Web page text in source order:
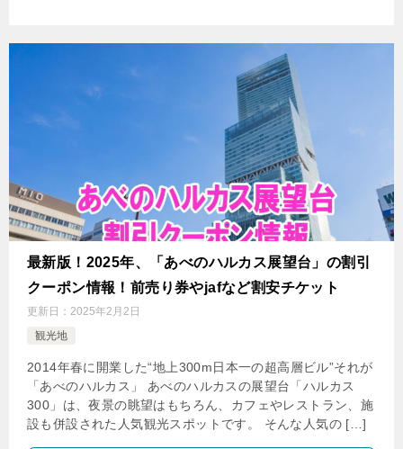
最新版！2025年、「あべのハルカス展望台」の割引
クーポン情報！前売り券やjafなど割安チケット
更新日： 2025年2月2日
観光地
2014年春に開業した“地上300m日本一の超高層ビル”それが
「あべのハルカス」 あべのハルカスの展望台「ハルカス
300」は、夜景の眺望はもちろん、カフェやレストラン、施
設も併設された人気観光スポットです。 そんな人気の […]